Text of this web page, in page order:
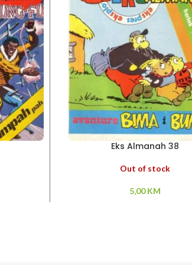
Eks Almanah 38
Out of stock
5,00KM